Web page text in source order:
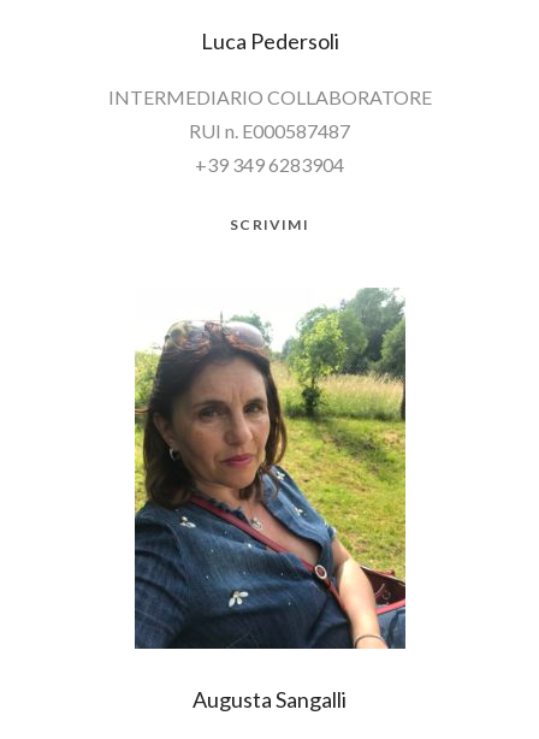
Luca Pedersoli
INTERMEDIARIO COLLABORATORE
RUI n. E000587487
+39 349 6283904
SCRIVIMI
Augusta Sangalli